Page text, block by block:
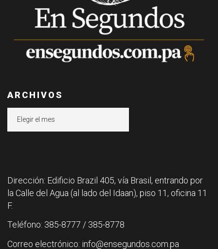
ARCHIVOS
Dirección: Edificio Brazil 405, vía Brasil, entrando por
la Calle del Agua (al lado del Idaan), piso 11, oficina 11
F.
Teléfono: 385-8777 / 385-8778
Correo electrónico: info@ensegundos.com.pa